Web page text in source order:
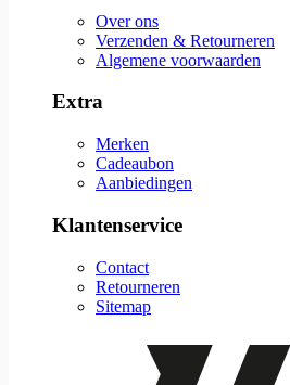
Over ons
Verzenden & Retourneren
Algemene voorwaarden
Extra
Merken
Cadeaubon
Aanbiedingen
Klantenservice
Contact
Retourneren
Sitemap